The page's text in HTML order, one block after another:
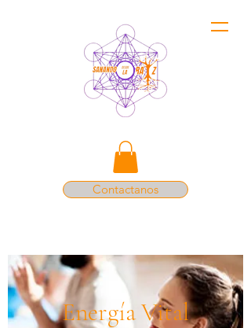
Contactanos
Energía Vital